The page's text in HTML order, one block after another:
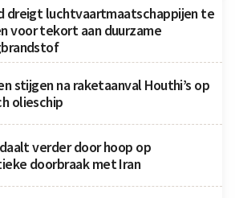
dreigt luchtvaartmaatschappijen te
voor tekort aan duurzame
stijgen na raketaanval Houthi’s op
olieschip
verder door hoop op
doorbraak met Iran